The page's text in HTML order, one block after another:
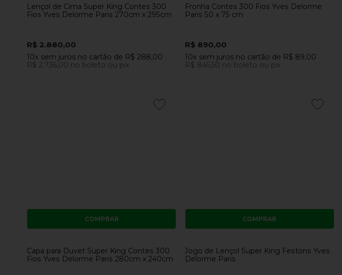
Lençol de Cima Super King Contes 300
Fios Yves Delorme Paris 270cm x 295cm
R$ 2.880,00
10x sem juros no cartão de R$ 288,00
R$ 2.736,00 no boleto ou pix
Fronha Contes 300 Fios Yves Delorme
Paris 50 x 75 cm
R$ 890,00
10x sem juros no cartão de R$ 89,00
R$ 845,50 no boleto ou pix
Capa para Duvet Super King Contes 300
Fios Yves Delorme Paris 280cm x 240cm
COMPRAR
Jogo de Lençol Super King Festons Yves
Delorme Paris
COMPRAR